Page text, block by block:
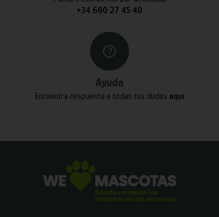
+34 680 27 45 40
Ayuda
Encuentra respuesta a todas tus dudas aquí